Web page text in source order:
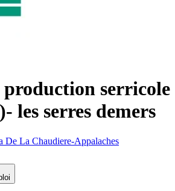
serricole
les serres demers
De La Chaudiere-Appalaches